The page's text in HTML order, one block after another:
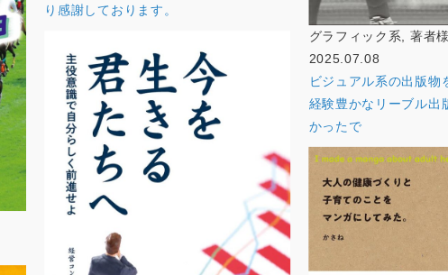
り感謝しております。
グラフィック系, 著者
2025.07.08
ビジュアル系の出版物
経験豊かなリーブル出
かったで